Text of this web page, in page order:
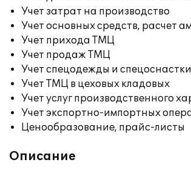
Учет затрат на производство
Учет основных средств, расчет
Учет прихода ТМЦ
Учет продаж ТМЦ
Учет спецодежды и спецоснастки
Учет ТМЦ в цеховых кладовых
Учет услуг производственного
Учет экспортно-импортных
Ценообразование, прайс-листы
Описание